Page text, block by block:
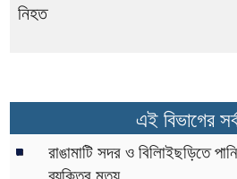
নিহত
এই বিভাগের
রাঙামাটি সদর ও বিলািইছড়িতে